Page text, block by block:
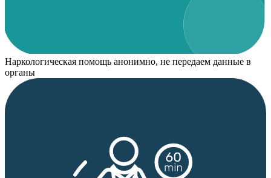
Наркологическая помощь анонимно, не передаем данные в
органы